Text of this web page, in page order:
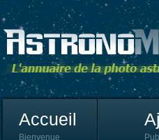
Accueil
Bienvenue